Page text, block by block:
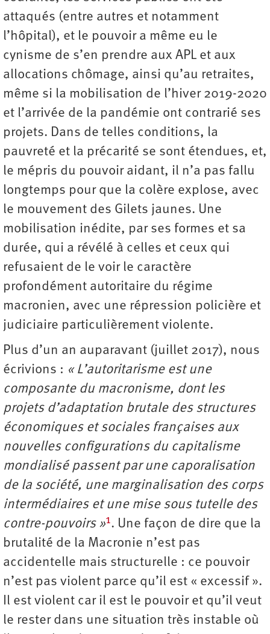
attaqués (entre autres et notamment
l’hôpital), et le pouvoir a même eu le
cynisme de s’en prendre aux APL et aux
allocations chômage, ainsi qu’au retraites,
même si la mobilisation de l’hiver 2019-2020
et l’arrivée de la pandémie ont contrarié ses
projets. Dans de telles conditions, la
pauvreté et la précarité se sont étendues, et,
le mépris du pouvoir aidant, il n’a pas fallu
longtemps pour que la colère explose, avec
le mouvement des Gilets jaunes. Une
mobilisation inédite, par ses formes et sa
durée, qui a révélé à celles et ceux qui
refusaient de le voir le caractère
profondément autoritaire du régime
macronien, avec une répression policière et
judiciaire particulièrement violente.
Plus d’un an auparavant (juillet 2017), nous
écrivions : « L’autoritarisme est une
composante du macronisme, dont les
projets d’adaptation brutale des structures
économiques et sociales françaises aux
nouvelles configurations du capitalisme
mondialisé passent par une caporalisation
de la société, une marginalisation des corps
intermédiaires et une mise sous tutelle des
contre-pouvoirs »1. Une façon de dire que la
brutalité de la Macronie n’est pas
accidentelle mais structurelle : ce pouvoir
n’est pas violent parce qu’il est « excessif ».
Il est violent car il est le pouvoir et qu’il veut
le rester dans une situation très instable où